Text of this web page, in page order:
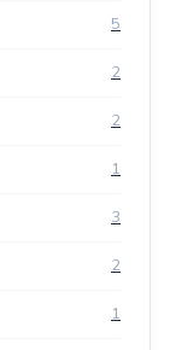
5
2
2
1
3
2
1